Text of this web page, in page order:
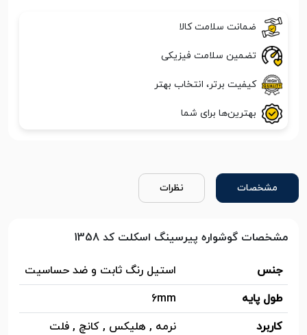
ضمانت سلامت کالا
تضمین سلامت فیزیکی
کیفیت برتر، انتخاب بهتر
بهترین‌ها برای شما
مشخصات نظرات
مشخصات گوشواره پیرسینگ اسکلت کد 1358
جنس
استیل رنگ ثابت و ضد حساسیت
طول پایه
6mm
کاربرد
نرمه , هلیکس , کانچ , فلت